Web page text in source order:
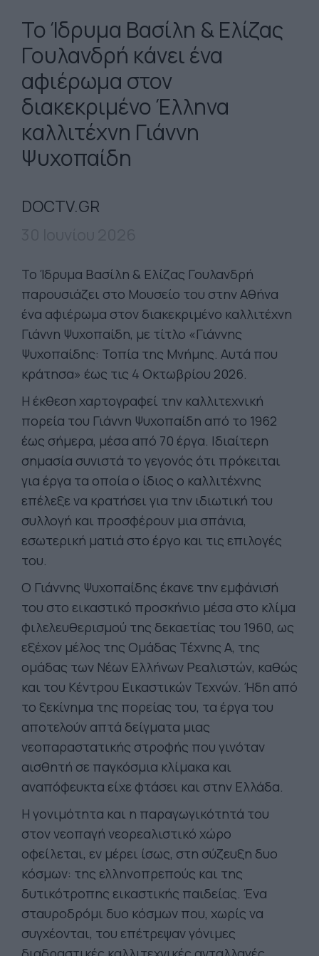
Το Ίδρυμα Βασίλη & Ελίζας
Γουλανδρή κάνει ένα
αφιέρωμα στον
διακεκριμένο Έλληνα
καλλιτέχνη Γιάννη
Ψυχοπαίδη
DOCTV.GR
Το Ίδρυμα Βασίλη & Ελίζας Γουλανδρή
παρουσιάζει στο Μουσείο του στην Αθήνα
ένα αφιέρωμα στον διακεκριμένο καλλιτέχνη
Γιάννη Ψυχοπαίδη, με τίτλο «Γιάννης
Ψυχοπαίδης: Τοπία της Μνήμης. Αυτά που
κράτησα» έως τις 4 Οκτωβρίου 2026.
Η έκθεση χαρτογραφεί την καλλιτεχνική
πορεία του Γιάννη Ψυχοπαίδη από το 1962
έως σήμερα, μέσα από 70 έργα. Ιδιαίτερη
σημασία συνιστά το γεγονός ότι πρόκειται
για έργα τα οποία ο ίδιος ο καλλιτέχνης
επέλεξε να κρατήσει για την ιδιωτική του
συλλογή και προσφέρουν μια σπάνια,
εσωτερική ματιά στο έργο και τις επιλογές
του.
Ο Γιάννης Ψυχοπαίδης έκανε την εμφάνισή
του στο εικαστικό προσκήνιο μέσα στο κλίμα
φιλελευθερισμού της δεκαετίας του 1960, ως
εξέχον μέλος της Ομάδας Τέχνης Α, της
ομάδας των Νέων Ελλήνων Ρεαλιστών, καθώς
και του Κέντρου Εικαστικών Τεχνών. Ήδη από
το ξεκίνημα της πορείας του, τα έργα του
αποτελούν απτά δείγματα μιας
νεοπαραστατικής στροφής που γινόταν
αισθητή σε παγκόσμια κλίμακα και
αναπόφευκτα είχε φτάσει και στην Ελλάδα.
Η γονιμότητα και η παραγωγικότητά του
στον νεοπαγή νεορεαλιστικό χώρο
οφείλεται, εν μέρει ίσως, στη σύζευξη δυο
κόσμων: της ελληνοπρεπούς και της
δυτικότροπης εικαστικής παιδείας. Ένα
σταυροδρόμι δυο κόσμων που, χωρίς να
συγχέονται, του επέτρεψαν γόνιμες